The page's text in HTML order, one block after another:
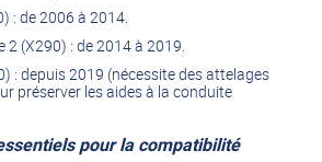
: de 2006 à 2014.
2 (X290) : de 2014 à 2019.
: depuis 2019 (nécessite des attelages
préserver les aides à la conduite
pour la compatibilité